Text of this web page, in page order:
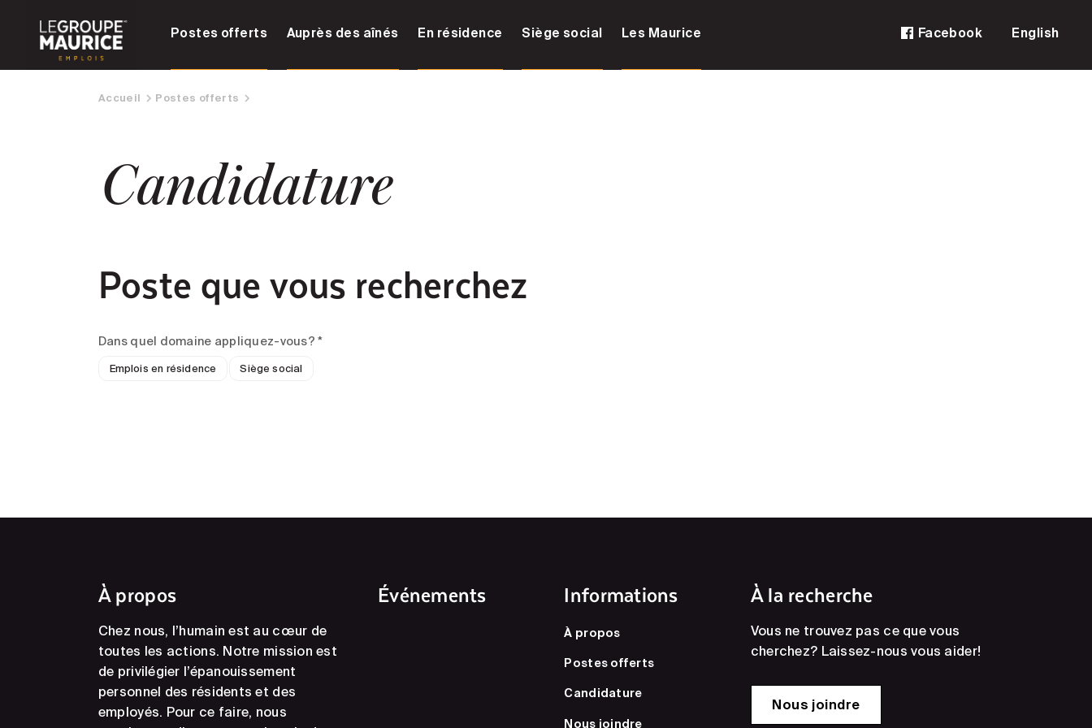
Postes offerts Auprès des aînés En résidence Siège social Les Maurice Facebook English
Accueil Postes offerts
Candidature
Poste que vous recherchez
Dans quel domaine appliquez-vous? *
Emplois en résidence Siège social
À propos
Chez nous, l’humain est au cœur de
toutes les actions. Notre mission est
de privilégier l’épanouissement
personnel des résidents et des
employés. Pour ce faire, nous
Événements Informations
À propos
Postes offerts
Candidature
Nous joindre
À la recherche
Vous ne trouvez pas ce que vous
cherchez? Laissez-nous vous aider!
Nous joindre